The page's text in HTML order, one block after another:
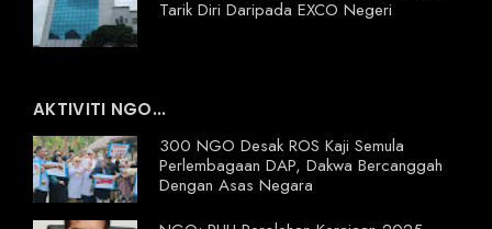
Tarik Diri Daripada EXCO Negeri
AKTIVITI NGO...
300 NGO Desak ROS Kaji Semula
Perlembagaan DAP, Dakwa Bercanggah
Dengan Asas Negara